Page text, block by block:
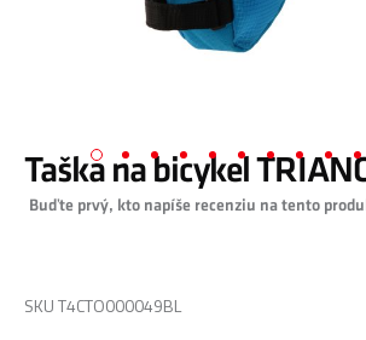
Preskočiť
na
Taška na bicykel
Buďte prvý, kto napíše recenziu na tento
SKUT4CTO000049BL